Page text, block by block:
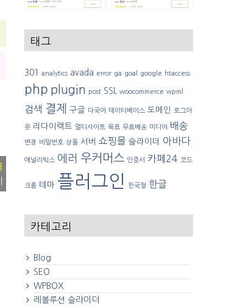
태그
301 analytics avada error ga goal google htaccess
php plugin post SSL woocommerce wpml
검색 결제 구글 다국어 데이터베이스 도메인 로그아
웃 리다이렉트 멀티사이트 목표 무료배송 미디어 배송
변경 비밀번호 상품 서버 쇼핑몰 슬라이더 아바다
애널리틱스 에러 우커머스 인증서 카페24 코드
크롬 테마 플러그인 한국형 한글
카테고리
Blog
SEO
WPBOX
레볼루션 슬라이더